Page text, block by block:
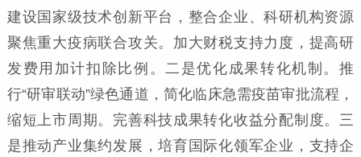
建设国家级技术创新平台，整合企业、科研机构资源
聚焦重大疫病联合攻关。加大财税支持力度，提高研
发费用加计扣除比例。二是优化成果转化机制。推
行“研审联动”绿色通道，简化临床急需疫苗审批流程，
缩短上市周期。完善科技成果转化收益分配制度。三
是推动产业集约发展，培育国际化领军企业，支持企